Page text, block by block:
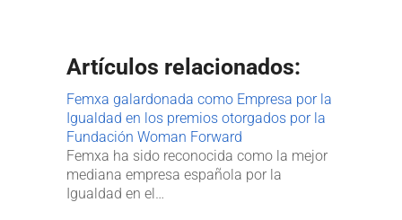
Artículos relacionados:
Femxa galardonada como Empresa por la
Igualdad en los premios otorgados por la
Fundación Woman Forward
Femxa ha sido reconocida como la mejor
mediana empresa española por la
Igualdad en el…